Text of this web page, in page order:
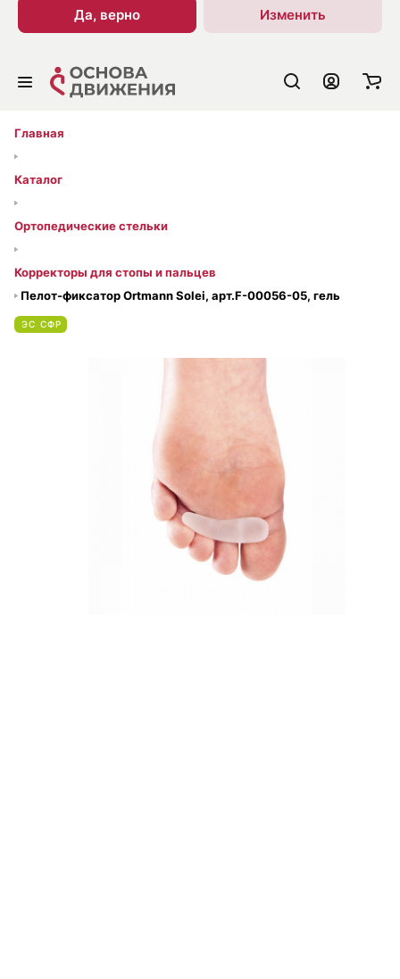
Да, верно Изменить
Главная
Каталог
Ортопедические стельки
Корректоры для стопы и пальцев
Пелот-фиксатор Ortmann Solei, арт.F-00056-05, гель
ЭС СФР